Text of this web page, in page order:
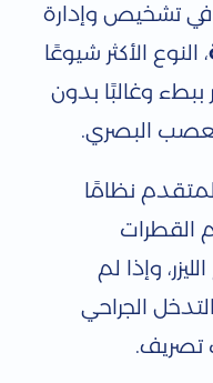
في تشخيص وإدارة
، النوع الأكثر شيوعًا
وغالبًا بدون
البصري.
نظامًا
القطرات
وإذا لم
الجراحي
تصريف.